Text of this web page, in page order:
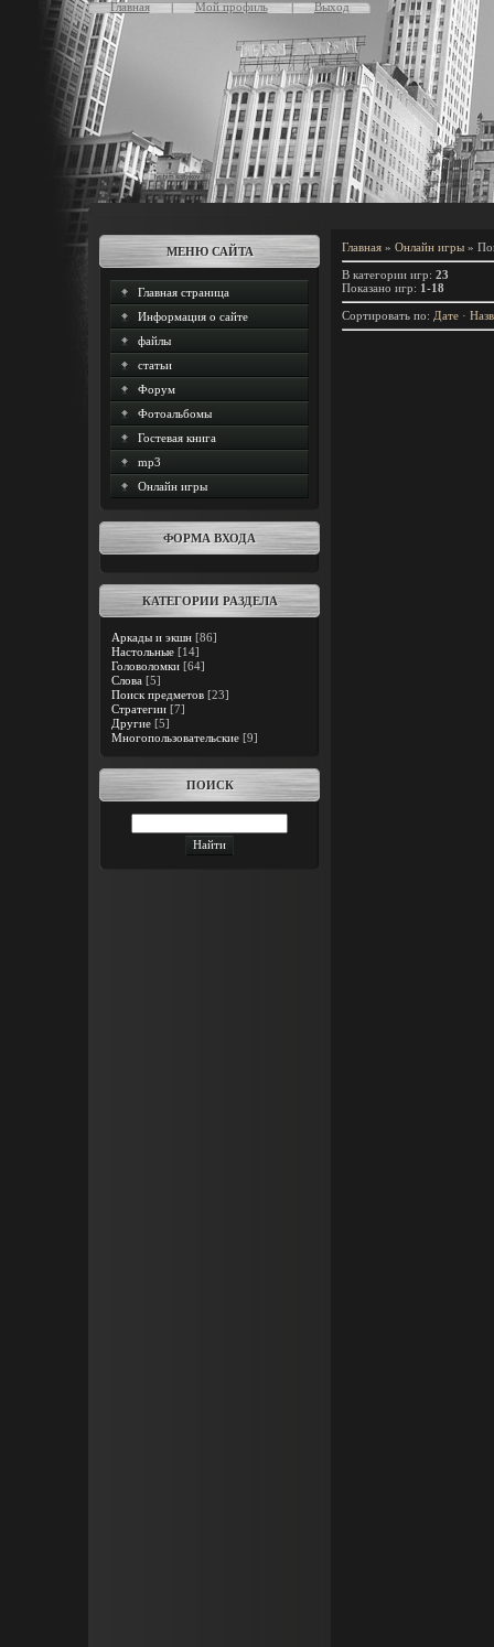
Главная Мой профиль Выход
МЕНЮ САЙТА
Главная страница
Информация о сайте
файлы
статьи
Форум
Фотоальбомы
Гостевая книга
mp3
Онлайн игры
ФОРМА ВХОДА
КАТЕГОРИИ РАЗДЕЛА
Аркады и экшн [86]
Настольные [14]
Головоломки [64]
Слова [5]
Поиск предметов [23]
Стратегии [7]
Другие [5]
Многопользовательские [9]
ПОИСК
Главная » Онлайн игры »
В категории игр: 23
Показано игр: 1-18
Сортировать по: Дате ·